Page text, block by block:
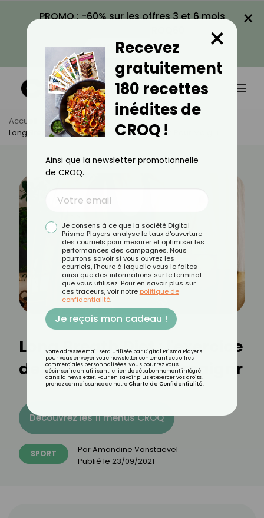
PROMO : -60% sur les offres 3 et 6 mois
VOIR LA PROMO
×
Accueil Actus
Sport
Long Breath Diet : L'exercice De Respiration Pour Maigrir
Long Breath Diet : l'exercice
de respiration pour maigrir
Découvrez les 11 menus CROQ
SPORT ParAmandine Vanstaevel
Publié le 23/09/2021
Recevez
gratuitement
180 recettes
inédites de
CROQ !
×
Ainsi que la newsletter promotionnelle
de CROQ.
Je consens à ce que la société Digital
Prisma Players analyse le taux d'ouverture
des courriels pour mesurer et optimiser les
performances des campagnes. Nous
pourrons savoir si vous ouvrez les
courriels, l'heure à laquelle vous le faites
ainsi que des informations sur le terminal
que vous utilisez. Pour en savoir plus sur
ces traceurs, voir notre politique de
confidentialité.
Je reçois mon cadeau !
Votre adresse email sera utilisée par Digital Prisma Players
pour vous envoyer votre newsletter contenant des offres
commerciales personnalisées. Vous pourrez vous
désinscrire en utilisant le lien de désabonnement intégré
dans la newsletter. Pour en savoir plus et exercer vos droits,
prenez connaissance de notre Charte de Confidentialité.